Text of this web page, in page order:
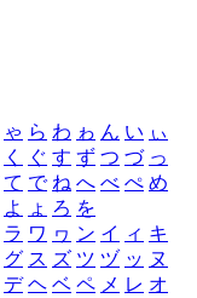
ゃ ら わ ゎ ん い ぃ
く ぐ す ず つ づ っ
て で ね へ べ ぺ め
よ ょ ろ を
ラ ワ ヮ ン イ ィ キ
グ ス ズ ツ ヅ ッ ヌ
デ ヘ ベ ペ メ レ オ